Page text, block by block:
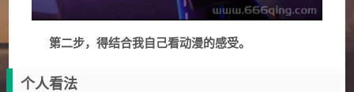
第二步，得结合我自己看动漫的感受。
个人看法